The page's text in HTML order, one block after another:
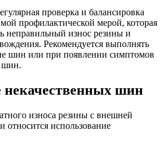
проверка и балансировка
профилактической мерой, которая
неправильный износ резины и
Рекомендуется выполнять
шин или при появлении симптомов
шин.
некачественных шин
износа резины с внешней
относится использование